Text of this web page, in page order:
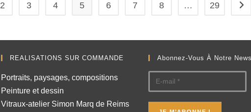
2 3 4 5 6 7 8 … 29
REALISATIONS SUR COMMANDE
Portraits, paysages, compositions
Peinture et dessin
Vitraux-atelier Simon Marq de Reims
Abonnez-Vous À Notre